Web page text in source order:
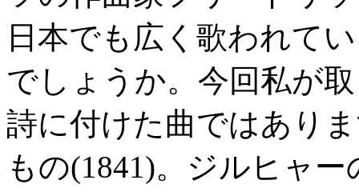
日本でも広く歌われて
でしょうか。今回私が
詩に付けた曲ではあり
もの(1841)。ジルヒャ